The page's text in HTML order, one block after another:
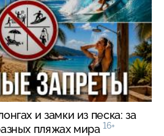
и замки из песка: за
пляжах мира 16+